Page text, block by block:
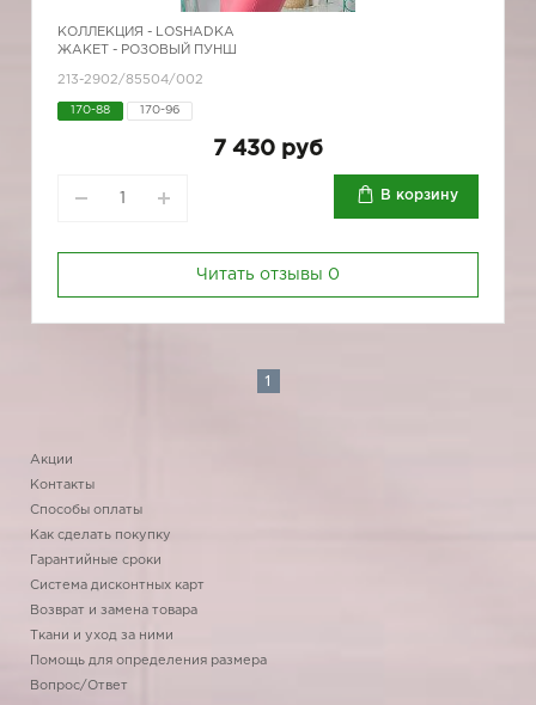
КОЛЛЕКЦИЯ - LOSHADKA
ЖАКЕТ - РОЗОВЫЙ ПУНШ
213-2902/85504/002
170-88 170-96
7 430 руб
В корзину
Читать отзывы 0
1
Акции
Контакты
Способы оплаты
Как сделать покупку
Гарантийные сроки
Система дисконтных карт
Возврат и замена товара
Ткани и уход за ними
Помощь для определения размера
Вопрос/Ответ